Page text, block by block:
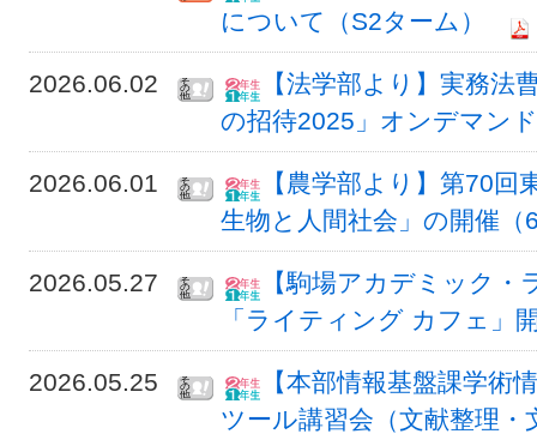
について（S2ターム）
2026.06.02
【法学部より】実務法
の招待2025」オンデマン
2026.06.01
【農学部より】第70
生物と人間社会」の開催（
2026.05.27
【駒場アカデミック
「ライティング カフェ」
2026.05.25
【本部情報基盤課学術
ツール講習会（文献整理